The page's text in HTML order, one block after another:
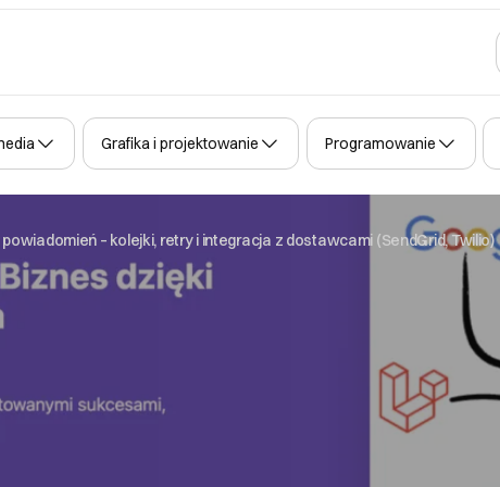
Grafika i projektowanie Programowanie
– kolejki, retry i integracja z dostawcami (SendGrid, Twilio)